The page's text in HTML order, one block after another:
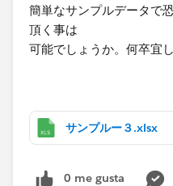
簡単なサンプルデータで​
頂く事は
可能でしょうか。何卒宜
サンプルー３.xlsx
0 me gusta